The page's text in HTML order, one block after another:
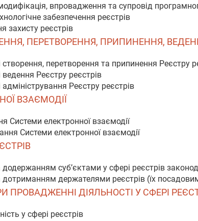
впровадження та супровід
забезпечення реєстрів
захисту реєстрів
ПЕРЕТВОРЕННЯ, ПРИПИНЕННЯ,
перетворення та припинення Реєстру
Реєстру реєстрів
Реєстру реєстрів
ВЗАЄМОДІЇ
Системи електронної взаємодії
Системи електронної взаємодії
суб’єктами у сфері реєстрів
держателями реєстрів (їх
ПРОВАДЖЕННІ ДІЯЛЬНОСТІ У СФЕРІ
у сфері реєстрів